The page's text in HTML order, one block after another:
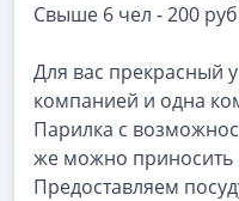
Свыше 6 чел - 200
Для вас прекрасный
компанией и одна
Парилка с
же можно приносить
Предоставляем